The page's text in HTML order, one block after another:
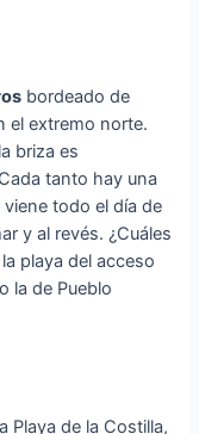
bordeado de
el extremo norte.
briza es
tanto hay una
todo el día de
y al revés. ¿Cuáles
playa del acceso
la de Pueblo
Playa de la Costilla,